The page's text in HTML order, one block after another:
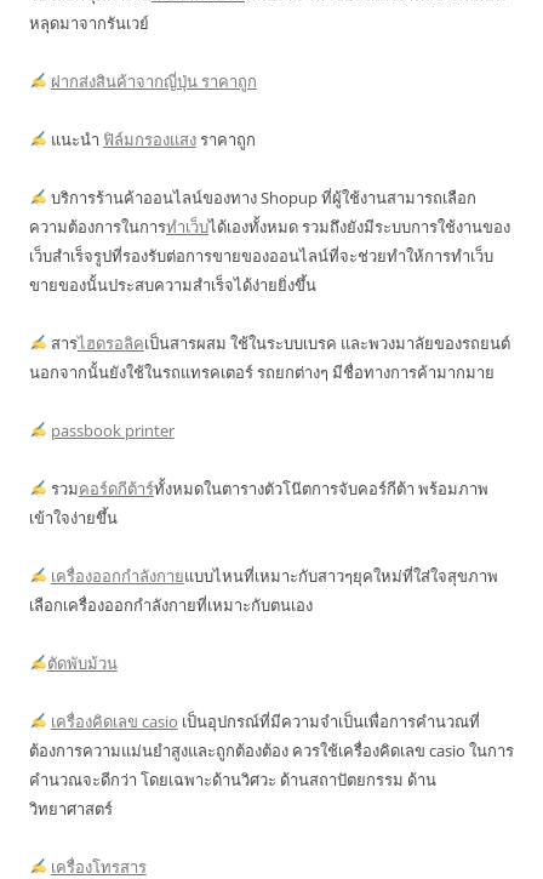
หลุดมาจากรันเวย์
ฝากส่งสินค้าจากญี่ปุ่น ราคาถูก
แนะนำ ฟิล์มกรองแสงราคาถูก
บริการร้านค้าออนไลน์ของทาง Shopup ที่ผู้ใช้งานสามารถเลือก
ความต้องการในการทำเว็บได้เองทั้งหมด รวมถึงยังมีระบบการใช้งานของ
เว็บสำเร็จรูปที่รองรับต่อการขายของออนไลน์ที่จะช่วยทำให้การทำเว็บ
ขายของนั้นประสบความสำเร็จได้ง่ายยิ่งขึ้น
สารไฮดรอลิคเป็นสารผสม ใช้ในระบบเบรค และพวงมาลัยของรถยนต์
นอกจากนั้นยังใช้ในรถแทรคเตอร์ รถยกต่างๆ มีชื่อทางการค้ามากมาย
passbook printer
รวมคอร์ดกีต้าร์ทั้งหมดในตารางตัวโน๊ตการจับคอร์กีต้า พร้อมภาพ
เข้าใจง่ายขึ้น
เครื่องออกกำลังกายแบบไหนที่เหมาะกับสาวๆยุคใหม่ที่ใส่ใจสุขภาพ
เลือกเครื่องออกกำลังกายที่เหมาะกับตนเอง
ตัดพับม้วน
เครื่องคิดเลข casio เป็นอุปกรณ์ที่มีความจำเป็นเพื่อการคำนวณที่
ต้องการความแม่นยำสูงและถูกต้องต้อง ควรใช้เครื่องคิดเลข casio ในการ
คำนวณจะดีกว่า โดยเฉพาะด้านวิศวะ ด้านสถาปัตยกรรม ด้าน
วิทยาศาสตร์
เครื่องโทรสาร